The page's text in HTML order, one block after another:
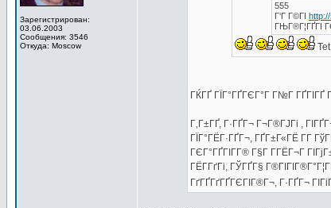
Зарегистрирован:
03.06.2003
Сообщения: 3546
Откуда: Moscow
555
Г‘Г Г©ГІ
ГЊГ®Г¦ГҐГІ
ГЌГҐ ГЇГ°ГҐГЄГ°Г Г№Г ГҐГІГҐ
Г‚Г±ГҐ, Г·ГҐГ¬ Г¬Г®ГЈГі ,
ГЇГ°ГЁГ·ГҐГ¬, ГҐГ±Г«ГЁ Г­Г
ГЄГ°ГҐГІГ­Г® Г§Г Г­ГЁГ¬Г
ГЁГ­ГґГі, ГЎГҐГ§
ГґГҐГґГҐГЄГІГ®Г¬, Г·ГҐГ¬